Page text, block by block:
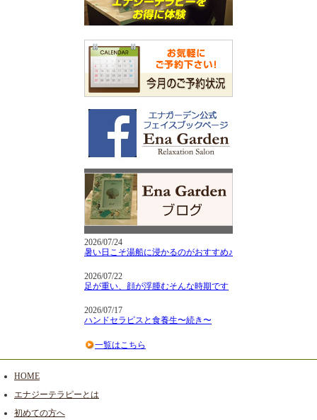
2026/07/24
暑い日こそ湯船に浸かるのがおすすめ♪
2026/07/22
足が重い、顔が浮腫むそんな時期です
2026/07/17
ハンドセラピスと食養生〜続き〜
一覧はこちら
HOME
エナジーテラピーとは
初めての方へ